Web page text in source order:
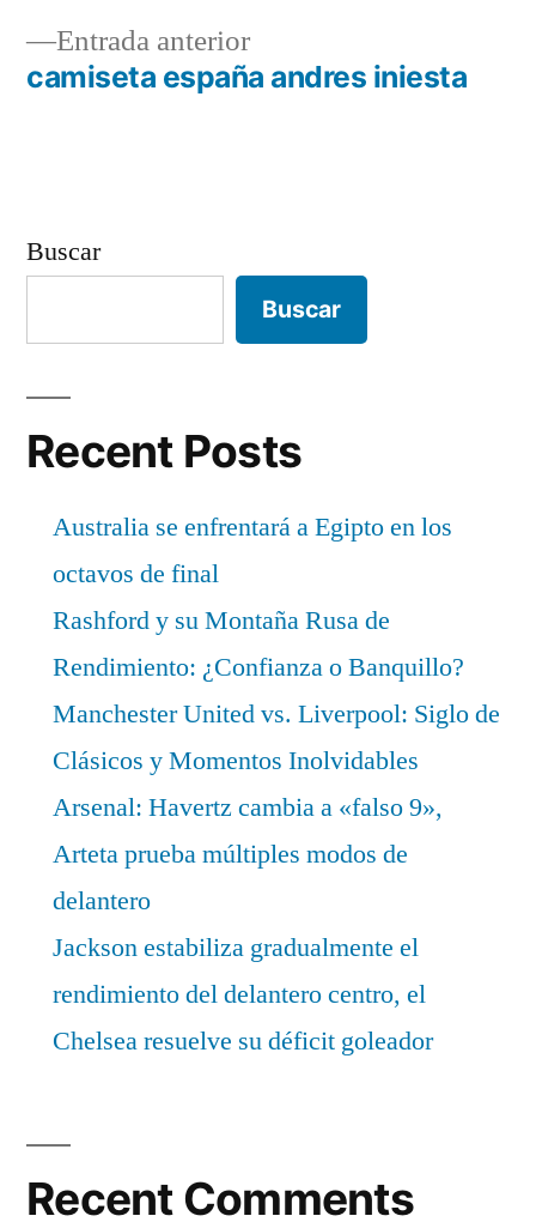
deEntrada anteriorEntrada
anterior:
camiseta españa andres iniesta
Buscar
Buscar
Recent Posts
Australia se enfrentará a Egipto en los
octavos de final
Rashford y su Montaña Rusa de
Rendimiento: ¿Confianza o Banquillo?
Manchester United vs. Liverpool: Siglo de
Clásicos y Momentos Inolvidables
Arsenal: Havertz cambia a «falso 9»,
Arteta prueba múltiples modos de
delantero
Jackson estabiliza gradualmente el
rendimiento del delantero centro, el
Chelsea resuelve su déficit goleador
Recent Comments